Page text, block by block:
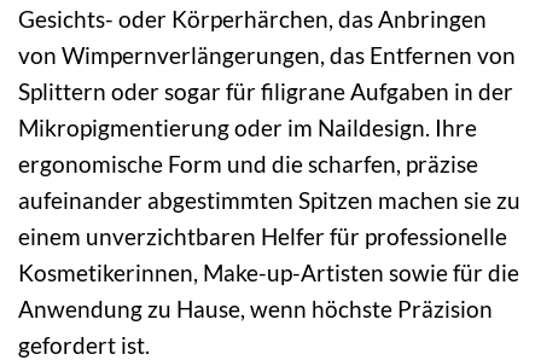
Gesichts- oder Körperhärchen, das Anbringen
von Wimpernverlängerungen, das Entfernen von
Splittern oder sogar für filigrane Aufgaben in der
Mikropigmentierung oder im Naildesign. Ihre
ergonomische Form und die scharfen, präzise
aufeinander abgestimmten Spitzen machen sie zu
einem unverzichtbaren Helfer für professionelle
Kosmetikerinnen, Make-up-Artisten sowie für die
Anwendung zu Hause, wenn höchste Präzision
gefordert ist.